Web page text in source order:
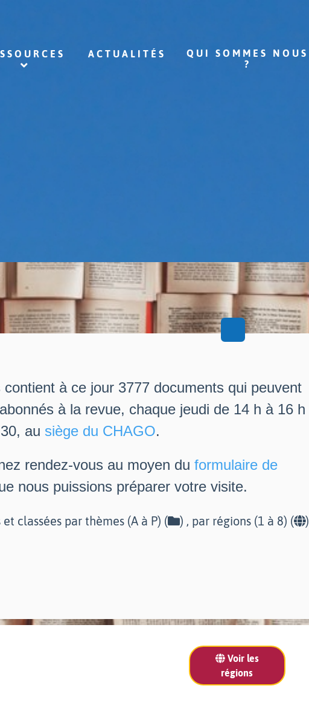
ACTUALITÉS
QUI SOMMES NOUS
?
contient à ce jour 3777 documents qui peuvent
à la revue, chaque jeudi de 14 h à 16 h
30, au siège du CHAGO.
rendez-vous au moyen du formulaire de
nous puissions préparer votre visite.
classées par thèmes (A à P) ( ) , par régions (1 à 8) (
)
Voir les
régions